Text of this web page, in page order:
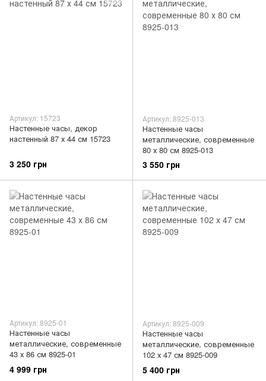
Артикул: 15723
Настенные часы, декор
настенный 87 х 44 см 15723
3 250 грн
Артикул: 8925-013
Настенные часы
металлические, современные
80 х 80 см 8925-013
3 550 грн
Артикул: 8925-01
Настенные часы
металлические, современные
43 х 86 см 8925-01
4 999 грн
Артикул: 8925-009
Настенные часы
металлические, современные
102 х 47 см 8925-009
5 400 грн